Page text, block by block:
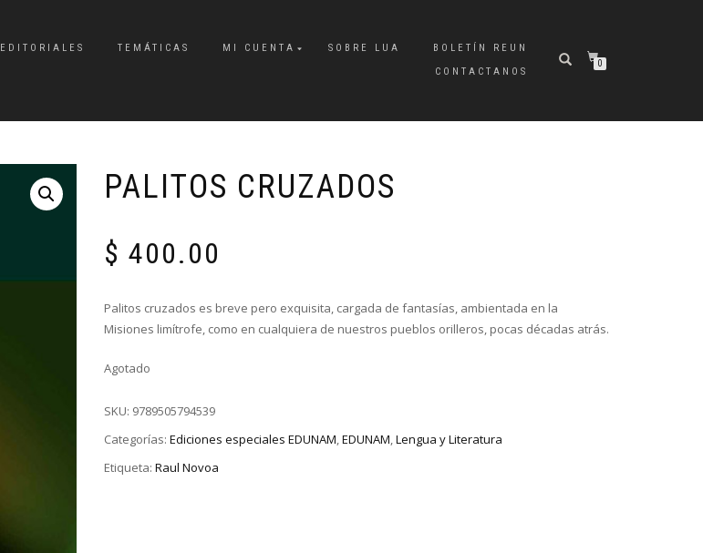
EDITORIALES TEMÁTICAS MI CUENTA SOBRE LUA
BOLETÍN REUN
CONTACTANOS
0
PALITOS CRUZADOS
$ 400.00
Palitos cruzados es breve pero exquisita, cargada de fantasías, ambientada en la
Misiones limítrofe, como en cualquiera de nuestros pueblos orilleros, pocas décadas atrás.
Agotado
SKU: 9789505794539
Categorías: Ediciones especiales EDUNAM,EDUNAM,Lengua y Literatura
Etiqueta: Raul Novoa